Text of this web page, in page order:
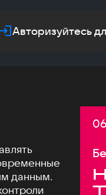
Авторизуйтесь
данным.